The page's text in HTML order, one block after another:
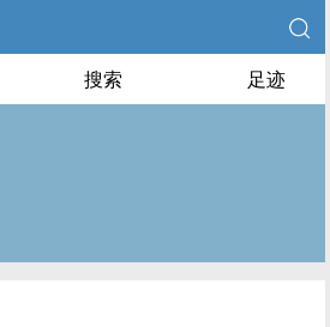
搜索 足迹